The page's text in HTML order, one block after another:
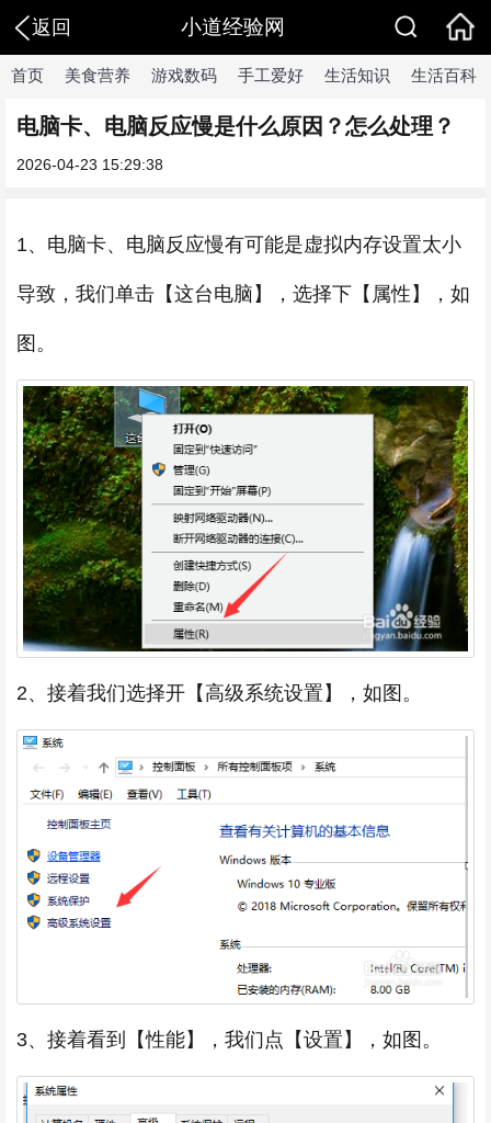
返回 小道经验网
首页 美食营养 游戏数码 手工爱好 生活知识 生活百科
电脑卡、电脑反应慢是什么原因？怎么处理？
2026-04-23 15:29:38
1、电脑卡、电脑反应慢有可能是虚拟内存设置太小
导致，我们单击【这台电脑】，选择下【属性】，如
图。
2、接着我们选择开【高级系统设置】，如图。
3、接着看到【性能】，我们点【设置】，如图。